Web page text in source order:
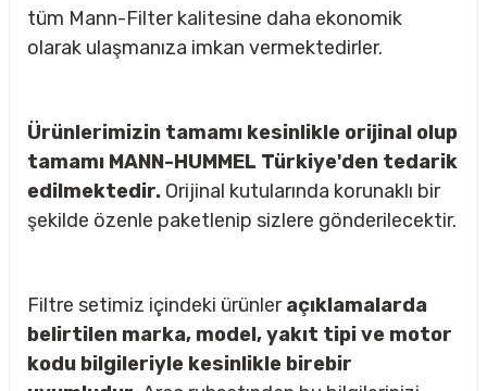
tüm Mann-Filter kalitesine daha ekonomik
olarak ulaşmanıza imkan vermektedirler.
Ürünlerimizin tamamı kesinlikle orijinal olup
tamamı MANN-HUMMEL Türkiye'den tedarik
edilmektedir. Orijinal kutularında korunaklı bir
şekilde özenle paketlenip sizlere gönderilecektir.
Filtre setimiz içindeki ürünleraçıklamalarda
belirtilen marka, model, yakıt tipi ve motor
kodu bilgileriyle kesinlikle birebir